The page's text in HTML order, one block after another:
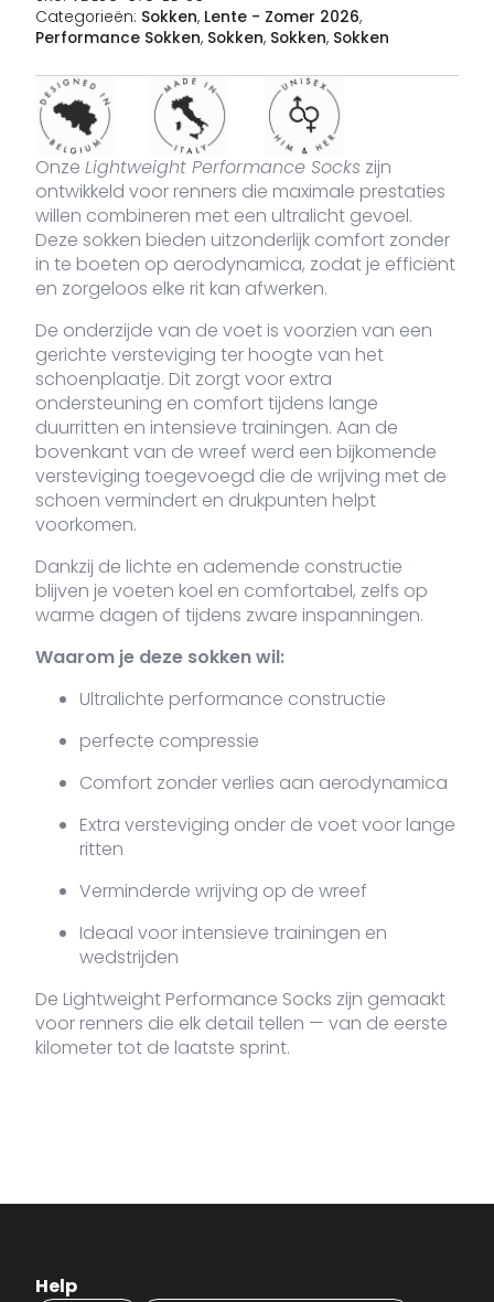
Categorieën: Sokken, Lente - Zomer 2026,
Performance Sokken, Sokken, Sokken, Sokken
Onze Lightweight Performance Socks zijn
ontwikkeld voor renners die maximale prestaties
willen combineren met een ultralicht gevoel.
Deze sokken bieden uitzonderlijk comfort zonder
in te boeten op aerodynamica, zodat je efficiënt
en zorgeloos elke rit kan afwerken.
De onderzijde van de voet is voorzien van een
gerichte versteviging ter hoogte van het
schoenplaatje. Dit zorgt voor extra
ondersteuning en comfort tijdens lange
duurritten en intensieve trainingen. Aan de
bovenkant van de wreef werd een bijkomende
versteviging toegevoegd die de wrijving met de
schoen vermindert en drukpunten helpt
voorkomen.
Dankzij de lichte en ademende constructie
blijven je voeten koel en comfortabel, zelfs op
warme dagen of tijdens zware inspanningen.
Waarom je deze sokken wil:
Ultralichte performance constructie
perfecte compressie
Comfort zonder verlies aan aerodynamica
Extra versteviging onder de voet voor lange
ritten
Verminderde wrijving op de wreef
Ideaal voor intensieve trainingen en
wedstrijden
De Lightweight Performance Socks zijn gemaakt
voor renners die elk detail tellen — van de eerste
kilometer tot de laatste sprint.
Help
Afbeelding SKU Kleur Maat
VDLSO-
675-
BL-36
Black 36 - 42 20 voorraad
VDLSO-
BL-43
Black 43 - 48